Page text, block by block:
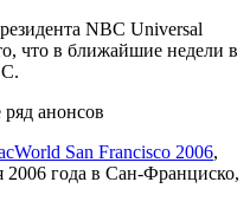
NBC Universal
что в ближайшие недели в
анонсов
San Francisco 2006,
2006 года в Сан-Франциско,